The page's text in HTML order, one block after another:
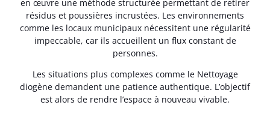
en œuvre une méthode structurée permettant de retirer
résidus et poussières incrustées. Les environnements
comme les locaux municipaux nécessitent une régularité
impeccable, car ils accueillent un flux constant de
personnes.
Les situations plus complexes comme le Nettoyage
diogène demandent une patience authentique. L’objectif
est alors de rendre l’espace à nouveau vivable.